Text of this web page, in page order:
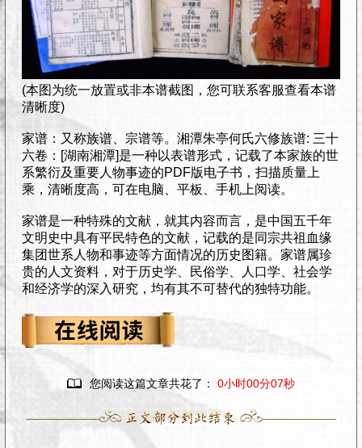
(本图为统一放置或非本谱截图，您可联系客服查看本谱
清晰度)
家谱：又称族谱、宗谱等。湘潭朱亭何氏六修族谱: 三十
六卷：[湖南湘潭]是一种以表谱形式，记载了本家族的世
系繁衍及重要人物事迹的PDF版电子书，扫描质量上
乘，清晰度高，可在电脑、平板、手机上阅读。
家谱是一种特殊的文献，就其内容而言，是中国五千年
文明史中具有平民特色的文献，记载的是同宗共祖血缘
集团世系人物和事迹等方面情况的历史图籍。家谱属珍
贵的人文资料，对于历史学、民俗学、人口学、社会学
和经济学的深入研究，均有其不可替代的独特功能。
 您阅读这篇文章共花了： 0小时00分08秒